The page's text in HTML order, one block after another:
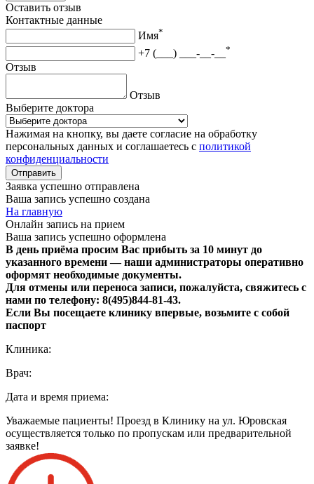
Оставить отзыв
Контактные данные
Имя*
+7 (___) ___-__-__ *
Отзыв
Отзыв
Выберите доктора
Нажимая на кнопку, вы даете согласие на обработку
персональных данных и соглашаетесь с политикой
конфиденциальности
Отправить
Заявка успешно отправлена
Ваша запись успешно создана
На главную
Онлайн запись на прием
Ваша запись успешно оформлена
В день приёма просим Вас прибыть за 10 минут до
указанного времени — наши администраторы оперативно
оформят необходимые документы.
Для отмены или переноса записи, пожалуйста, свяжитесь с
нами по телефону: 8(495)844‑81‑43.
Если Вы посещаете клинику впервые, возьмите с собой
паспорт
Клиника:
Врач:
Дата и время приема:
Уважаемые пациенты! Проезд в Клинику на ул. Юровская
осуществляется только по пропускам или предварительной
заявке!